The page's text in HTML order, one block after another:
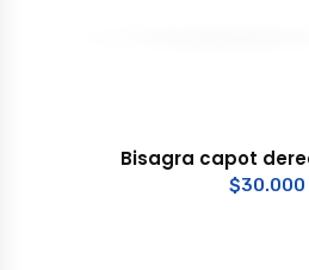
Bisagra capot
$30.000